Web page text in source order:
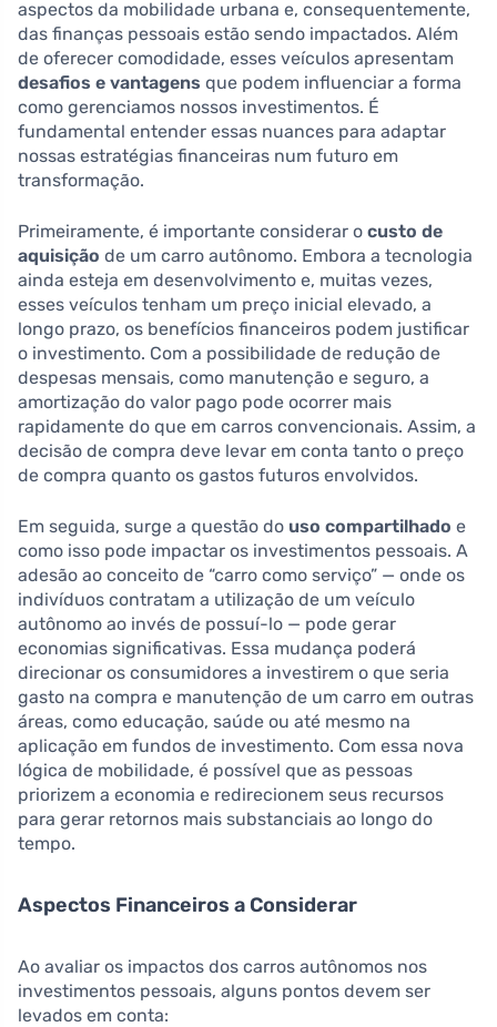
aspectos da mobilidade urbana e, consequentemente,
das finanças pessoais estão sendo impactados. Além
de oferecer comodidade, esses veículos apresentam
desafios e vantagens que podem influenciar a forma
como gerenciamos nossos investimentos. É
fundamental entender essas nuances para adaptar
nossas estratégias financeiras num futuro em
transformação.
Primeiramente, é importante considerar o custo de
aquisição de um carro autônomo. Embora a tecnologia
ainda esteja em desenvolvimento e, muitas vezes,
esses veículos tenham um preço inicial elevado, a
longo prazo, os benefícios financeiros podem justificar
o investimento. Com a possibilidade de redução de
despesas mensais, como manutenção e seguro, a
amortização do valor pago pode ocorrer mais
rapidamente do que em carros convencionais. Assim, a
decisão de compra deve levar em conta tanto o preço
de compra quanto os gastos futuros envolvidos.
Em seguida, surge a questão do uso compartilhado e
como isso pode impactar os investimentos pessoais. A
adesão ao conceito de “carro como serviço” — onde os
indivíduos contratam a utilização de um veículo
autônomo ao invés de possuí-lo — pode gerar
economias significativas. Essa mudança poderá
direcionar os consumidores a investirem o que seria
gasto na compra e manutenção de um carro em outras
áreas, como educação, saúde ou até mesmo na
aplicação em fundos de investimento. Com essa nova
lógica de mobilidade, é possível que as pessoas
priorizem a economia e redirecionem seus recursos
para gerar retornos mais substanciais ao longo do
tempo.
Aspectos Financeiros a Considerar
Ao avaliar os impactos dos carros autônomos nos
investimentos pessoais, alguns pontos devem ser
levados em conta: